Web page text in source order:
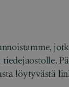
löytyvästä